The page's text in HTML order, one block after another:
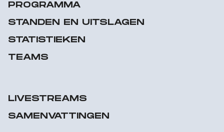
PROGRAMMA
STANDEN EN UITSLAGEN
STATISTIEKEN
TEAMS
LIVESTREAMS
SAMENVATTINGEN